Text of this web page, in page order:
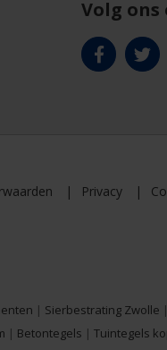
Volg ons
Privacy
| Sierbestrating Zwolle |
| Betontegels | Tuintegels